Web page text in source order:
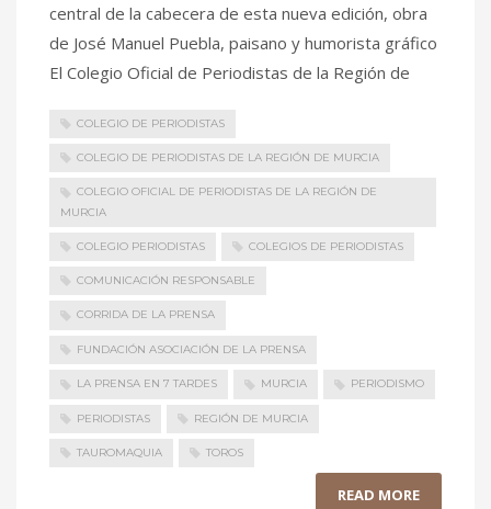
central de la cabecera de esta nueva edición, obra
de José Manuel Puebla, paisano y humorista gráfico
El Colegio Oficial de Periodistas de la Región de
COLEGIO DE PERIODISTAS
COLEGIO DE PERIODISTAS DE LA REGIÓN DE MURCIA
COLEGIO OFICIAL DE PERIODISTAS DE LA REGIÓN DE
MURCIA
COLEGIO PERIODISTAS COLEGIOS DE PERIODISTAS
COMUNICACIÓN RESPONSABLE
CORRIDA DE LA PRENSA
FUNDACIÓN ASOCIACIÓN DE LA PRENSA
LA PRENSA EN 7 TARDES MURCIA PERIODISMO
PERIODISTAS REGIÓN DE MURCIA
TAUROMAQUIA TOROS
READ MORE